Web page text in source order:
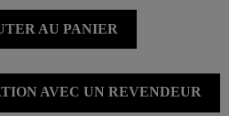
AU PANIER
AVEC UN REVENDEUR